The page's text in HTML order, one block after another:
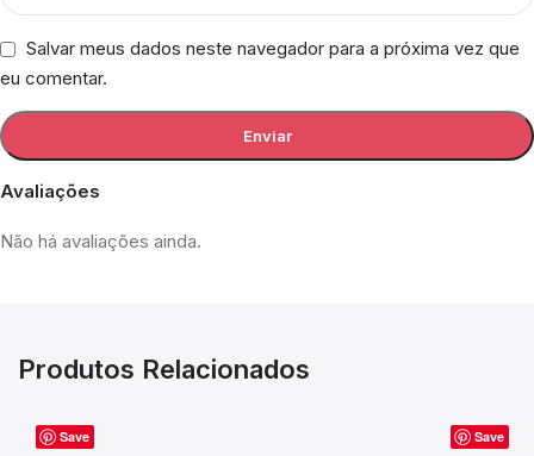
Avaliações
Não há avaliações ainda.
Salvar meus dados neste navegador para a próxima vez que
eu comentar.
Produtos Relacionados
Save Save